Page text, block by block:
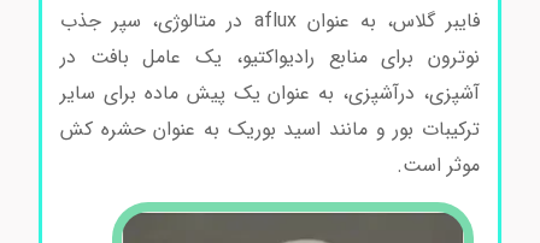
فایبر گلاس، به عنوان aflux در متالوژی، سپر جذب
نوترون برای منابع رادیواکتیو، یک عامل بافت در
آشپزی، درآشپزی، به عنوان یک پیش ماده برای سایر
ترکیبات بور و مانند اسید بوریک به عنوان حشره کش
موثر است.